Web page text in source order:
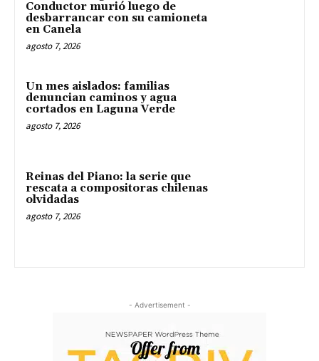
Conductor murió luego de
desbarrancar con su camioneta
en Canela
agosto 7, 2026
Un mes aislados: familias
denuncian caminos y agua
cortados en Laguna Verde
agosto 7, 2026
Reinas del Piano: la serie que
rescata a compositoras chilenas
olvidadas
agosto 7, 2026
- Advertisement -